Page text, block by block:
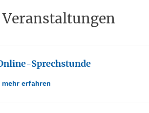
Sprechstunde
mehr erfahren